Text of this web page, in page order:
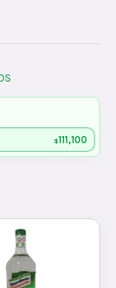
$111,100